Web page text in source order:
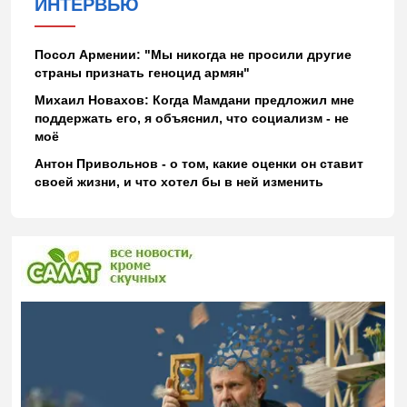
ИНТЕРВЬЮ
Посол Армении: "Мы никогда не просили другие
страны признать геноцид армян"
Михаил Новахов: Когда Мамдани предложил мне
поддержать его, я объяснил, что социализм - не
моё
Антон Привольнов - о том, какие оценки он ставит
своей жизни, и что хотел бы в ней изменить